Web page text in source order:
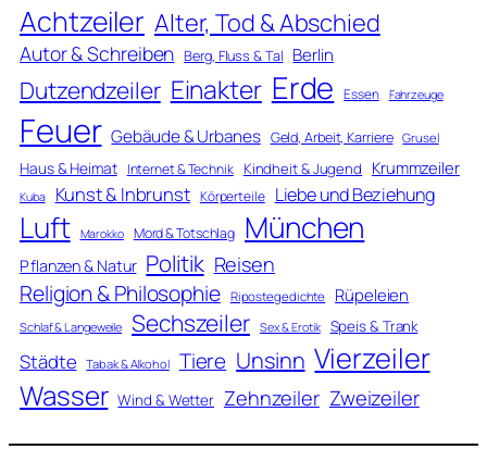
Achtzeiler Alter, Tod & Abschied
Autor & Schreiben Berg, Fluss & Tal Berlin
Dutzendzeiler Einakter Erde Essen Fahrzeuge
Feuer Gebäude & Urbanes Geld, Arbeit, Karriere Grusel
Haus & Heimat Internet & Technik Kindheit & Jugend Krummzeiler
Kuba Kunst & Inbrunst Körperteile Liebe und Beziehung
Luft Marokko Mord & Totschlag München
Pflanzen & Natur Politik Reisen
Religion & Philosophie Ripostegedichte Rüpeleien
Schlaf & Langeweile Sechszeiler Sex & Erotik Speis & Trank
Städte Tabak & Alkohol Tiere Unsinn Vierzeiler
Wasser Wind & Wetter Zehnzeiler Zweizeiler